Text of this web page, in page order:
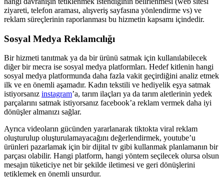
ziyareti, telefon araması, alışveriş sayfasına yönlendirme vs) ve
reklam süreçlerinin raporlanması bu hizmetin kapsamı içindedir.
Sosyal Medya Reklamcılığı
Bir hizmeti tanıtmak ya da bir ürünü satmak için kullanılabilecek
diğer bir mecra ise sosyal medya platformları. Hedef kitlenin hangi
sosyal medya platformunda daha fazla vakit geçirdiğini analiz etmek
ilk ve en önemli aşamadır. Kadın tekstili ve hediyelik eşya satmak
istiyorsanız instagram’a, tarım ilaçları ya da tarım aletlerinin yedek
parçalarını satmak istiyorsanız facebook’a reklam vermek daha iyi
dönüşler almanızı sağlar.
Ayrıca videoların gücünden yararlanarak tiktokta viral reklam
oluşturulup oluşturulamayacağını değerlendirmek, youtube’u
ürünleri pazarlamak için bir dijital tv gibi kullanmak planlamanın bir
parçası olabilir. Hangi platform, hangi yöntem seçilecek olursa olsun
mesajın tüketiciye net bir şekilde iletimesi ve geri dönüşlerini
tetiklemek en önemli unsurdur.